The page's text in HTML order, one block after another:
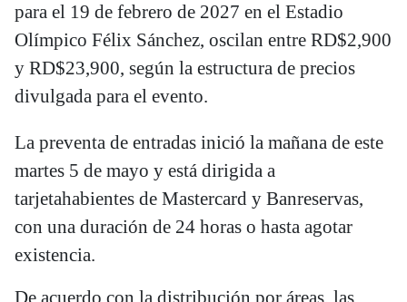
para el 19 de febrero de 2027 en el Estadio
Olímpico Félix Sánchez, oscilan entre RD$2,900
y RD$23,900, según la estructura de precios
divulgada para el evento.
La preventa de entradas inició la mañana de este
martes 5 de mayo y está dirigida a
tarjetahabientes de Mastercard y Banreservas,
con una duración de 24 horas o hasta agotar
existencia.
De acuerdo con la distribución por áreas, las